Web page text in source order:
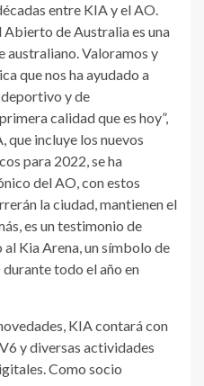
entre KIA y el AO.
Abierto de Australia es una
australiano. Valoramos y
que nos ha ayudado a
y de
calidad que es hoy”,
que incluye los nuevos
para 2022, se ha
del AO, con estos
la ciudad, mantienen el
es un testimonio de
Kia Arena, un símbolo de
todo el año en
KIA contará con
y diversas actividades
Como socio